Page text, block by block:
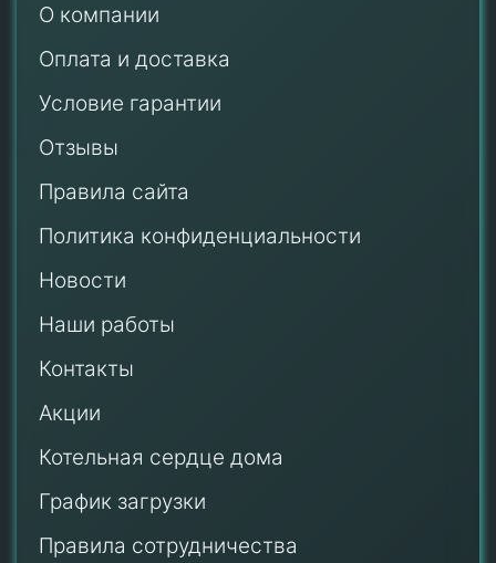
О компании
Оплата и доставка
Условие гарантии
Отзывы
Правила сайта
Политика конфиденциальности
Новости
Наши работы
Контакты
Акции
Котельная сердце дома
График загрузки
Правила сотрудничества